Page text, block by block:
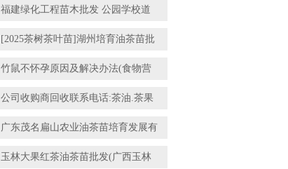
福建绿化工程苗木批发 公园学校道
[2025茶树茶叶苗]湖州培育油茶苗批
竹鼠不怀孕原因及解决办法(食物营
公司收购商回收联系电话:茶油.茶果
广东茂名扁山农业油茶苗培育发展有
玉林大果红茶油茶苗批发(广西玉林